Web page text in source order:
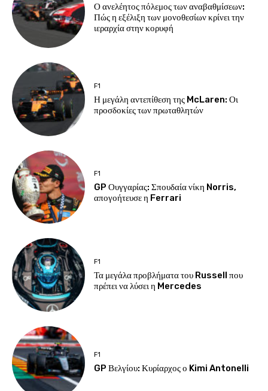
Ο ανελέητος πόλεμος των αναβαθμίσεων:
Πώς η εξέλιξη των μονοθεσίων κρίνει την
ιεραρχία στην κορυφή
F1
Η μεγάλη αντεπίθεση της McLaren: Οι
προσδοκίες των πρωταθλητών
F1
GP Ουγγαρίας: Σπουδαία νίκη Norris,
απογοήτευσε η Ferrari
F1
Τα μεγάλα προβλήματα του Russell που
πρέπει να λύσει η Mercedes
F1
GP Βελγίου: Κυρίαρχος ο Kimi Antonelli